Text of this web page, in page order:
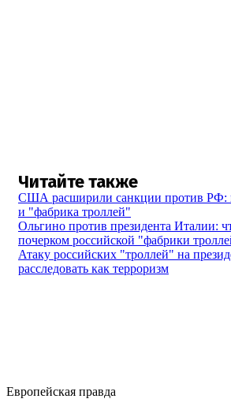
Читайте также
США расширили санкции против РФ:
и "фабрика троллей"
Ольгино против президента Италии:
почерком российской "фабрики
Атаку российских "троллей" на
расследовать как терроризм
Европейская правда